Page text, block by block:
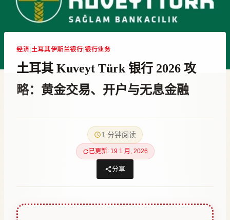
经济| 土耳其伊斯兰银行|银行业务
土耳其 Kuveyt Türk 银行 2026 攻
略：黄金交易、开户与无息金融
1 分钟阅读
已更新: 19 1 月, 2026
分享